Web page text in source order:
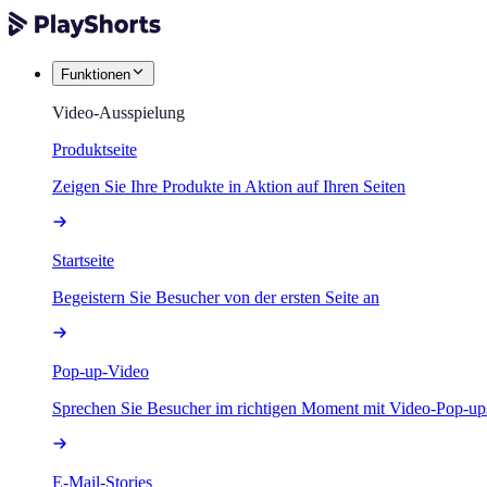
Funktionen
Video-Ausspielung
Produktseite
Zeigen Sie Ihre Produkte in Aktion auf Ihren Seiten
Startseite
Begeistern Sie Besucher von der ersten Seite an
Pop-up-Video
Sprechen Sie Besucher im richtigen Moment mit Video-Pop-
E-Mail-Stories